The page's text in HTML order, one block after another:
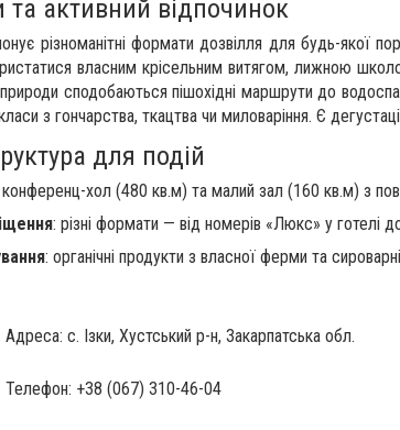
та активний відпочинок
різноманітні формати дозвілля для будь-якої
власним крісельним витягом, лижною
сподобаються пішохідні маршрути до
з гончарства, ткацтва чи миловаріння. Є
для подій
хол (480 кв.м) та малий зал (160 кв.м) з
: різні формати — від номерів «Люкс» у готелі
: органічні продукти з власної ферми та
Адреса: с. Ізки, Хустський р-н, Закарпатська обл.
Телефон: +38 (067) 310-46-04